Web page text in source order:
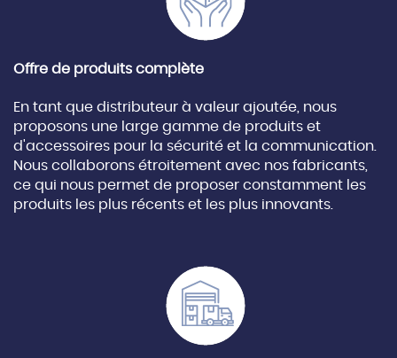
Offre de produits complète
En tant que distributeur à valeur ajoutée, nous
proposons une large gamme de produits et
d'accessoires pour la sécurité et la communication.
Nous collaborons étroitement avec nos fabricants,
ce qui nous permet de proposer constamment les
produits les plus récents et les plus innovants.